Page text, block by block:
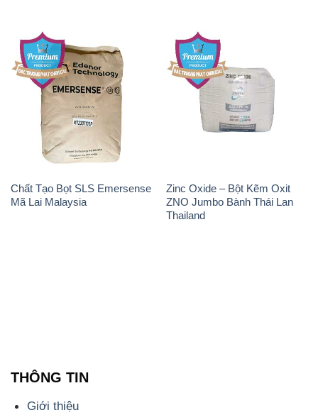
Chất Tạo Bọt SLS Emersense
Mã Lai Malaysia
Zinc Oxide – Bột Kẽm Oxit
ZNO Jumbo Bành Thái Lan
Thailand
THÔNG TIN
Giới thiệu